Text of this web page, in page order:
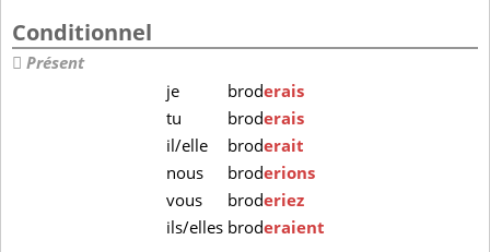
Conditionnel
Présent
je
broderais
tu
broderais
il/elle
broderait
nous
broderions
vous
broderiez
ils/elles broderaient